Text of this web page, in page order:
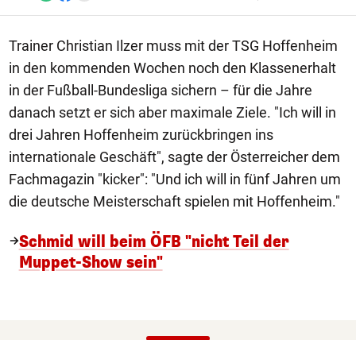
Trainer Christian Ilzer muss mit der TSG Hoffenheim
in den kommenden Wochen noch den Klassenerhalt
in der Fußball-Bundesliga sichern – für die Jahre
danach setzt er sich aber maximale Ziele. "Ich will in
drei Jahren Hoffenheim zurückbringen ins
internationale Geschäft", sagte der Österreicher dem
Fachmagazin "kicker": "Und ich will in fünf Jahren um
die deutsche Meisterschaft spielen mit Hoffenheim."
Schmid will beim ÖFB "nicht Teil der
Muppet-Show sein"